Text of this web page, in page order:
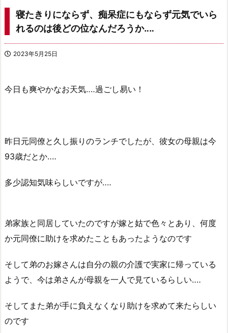
寝たきりにならず、痴呆症にもならず元気でいら
れるのは後どの位なんだろうか‥‥
2023年5月25日
今日も爽やかなお天気‥‥過ごし易い！
昨日元同僚と久し振りのランチでしたが、彼女の母親は今
93歳だとか‥‥
多少認知気味らしいですが‥‥
弟家族と同居していたのですが嫁と姑で色々とあり、何度
か元同僚に助けを求めたこともあったようなのです
そして弟のお嫁さんは自分の親の介護で実家に帰っている
ようで、今は弟さんが母親を一人で見ているらしい‥‥
そしてまた弟が手に負えなくなり助けを求めて来たらしい
のです